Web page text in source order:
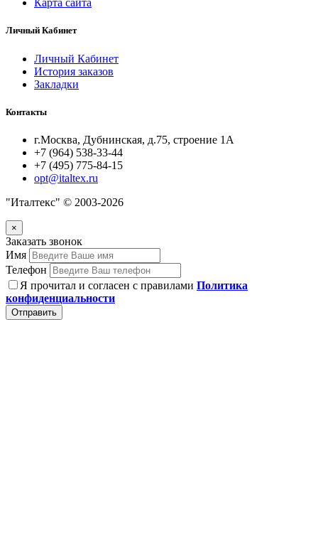
Карта сайта
Личный Кабинет
Личный Кабинет
История заказов
Закладки
Контакты
г.Москва, Дубнинская, д.75, строение 1А
+7 (964) 538-33-44
+7 (495) 775-84-15
opt@italtex.ru
"Италтекс" © 2003-2026
×
Заказать звонок
Имя
Телефон
Я прочитал и согласен с правилами Политика
конфиденциальности
Отправить